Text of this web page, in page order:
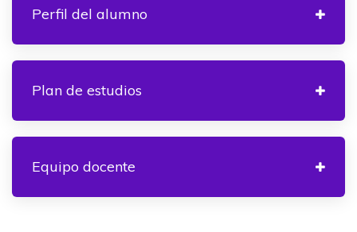
Perfil del alumno
Plan de estudios
Equipo docente